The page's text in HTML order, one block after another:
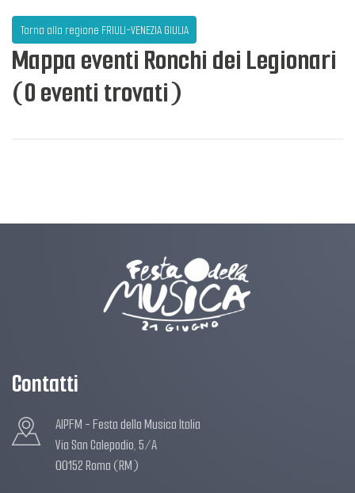
Torna alla regione FRIULI-VENEZIA GIULIA
Mappa eventi Ronchi dei Legionari
(0 eventi trovati)
Contatti
AIPFM - Festa della Musica Italia
Via San Calepodio, 5/A
00152 Roma (RM)